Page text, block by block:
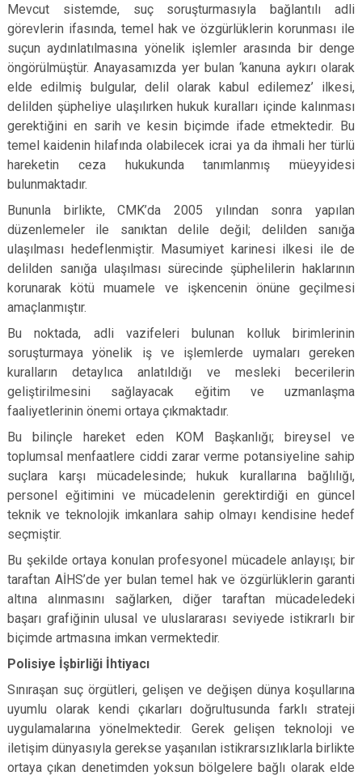
Mevcut sistemde, suç soruşturmasıyla bağlantılı adli
görevlerin ifasında, temel hak ve özgürlüklerin korunması ile
suçun aydınlatılmasına yönelik işlemler arasında bir denge
öngörülmüştür. Anayasamızda yer bulan ‘kanuna aykırı olarak
elde edilmiş bulgular, delil olarak kabul edilemez’ ilkesi,
delilden şüpheliye ulaşılırken hukuk kuralları içinde kalınması
gerektiğini en sarih ve kesin biçimde ifade etmektedir. Bu
temel kaidenin hilafında olabilecek icrai ya da ihmali her türlü
hareketin ceza hukukunda tanımlanmış müeyyidesi
bulunmaktadır.
Bununla birlikte, CMK’da 2005 yılından sonra yapılan
düzenlemeler ile sanıktan delile değil; delilden sanığa
ulaşılması hedeflenmiştir. Masumiyet karinesi ilkesi ile de
delilden sanığa ulaşılması sürecinde şüphelilerin haklarının
korunarak kötü muamele ve işkencenin önüne geçilmesi
amaçlanmıştır.
Bu noktada, adli vazifeleri bulunan kolluk birimlerinin
soruşturmaya yönelik iş ve işlemlerde uymaları gereken
kuralların detaylıca anlatıldığı ve mesleki becerilerin
geliştirilmesini sağlayacak eğitim ve uzmanlaşma
faaliyetlerinin önemi ortaya çıkmaktadır.
Bu bilinçle hareket eden KOM Başkanlığı; bireysel ve
toplumsal menfaatlere ciddi zarar verme potansiyeline sahip
suçlara karşı mücadelesinde; hukuk kurallarına bağlılığı,
personel eğitimini ve mücadelenin gerektirdiği en güncel
teknik ve teknolojik imkanlara sahip olmayı kendisine hedef
seçmiştir.
Bu şekilde ortaya konulan profesyonel mücadele anlayışı; bir
taraftan AİHS’de yer bulan temel hak ve özgürlüklerin garanti
altına alınmasını sağlarken, diğer taraftan mücadeledeki
başarı grafiğinin ulusal ve uluslararası seviyede istikrarlı bir
biçimde artmasına imkan vermektedir.
Polisiye İşbirliği İhtiyacı
Sınıraşan suç örgütleri, gelişen ve değişen dünya koşullarına
uyumlu olarak kendi çıkarları doğrultusunda farklı strateji
uygulamalarına yönelmektedir. Gerek gelişen teknoloji ve
iletişim dünyasıyla gerekse yaşanılan istikrarsızlıklarla birlikte
ortaya çıkan denetimden yoksun bölgelere bağlı olarak elde